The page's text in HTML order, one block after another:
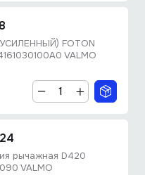
FOTON
VALMO
рычажная D420
VALMO